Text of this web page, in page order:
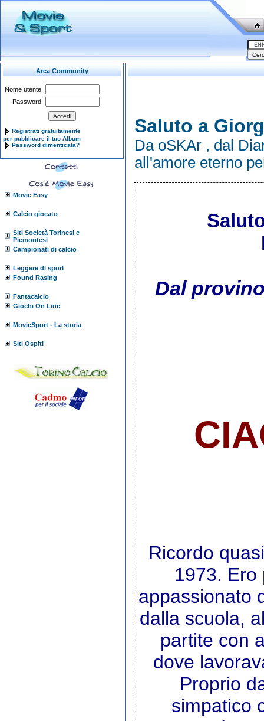
Area Community
Nome utente:
Password:
Registrati gratuitamente
per pubblicare il tuo Album
Password dimenticata?
Movie Easy
Calcio giocato
Siti Società Torinesi e
Piemontesi
Campionati di calcio
Leggere di sport
Found Rasing
Fantacalcio
Giochi On Line
MovieSport - La storia
Siti Ospiti
Saluto a
Da oSKAr , dal
all'amore eterno
Dal
Ricordo
1973. Ero
appassionato
dalla scuola,
partite con
dove
Proprio
simpatico